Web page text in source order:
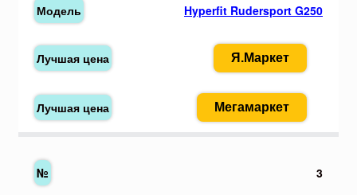
Hyperfit Rudersport G250
Я.Маркет
Мегамаркет
3